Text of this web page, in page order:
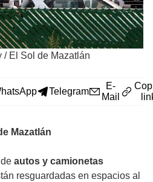
/ El Sol de Mazatlán
Telegram
E-
Mail
Mazatlán
autos y camionetas
resguardadas en espacios al